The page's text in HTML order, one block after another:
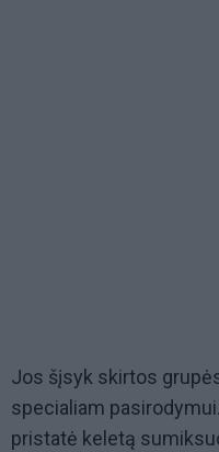
Jos šįsyk skirtos
specialiam
pristatė keletą